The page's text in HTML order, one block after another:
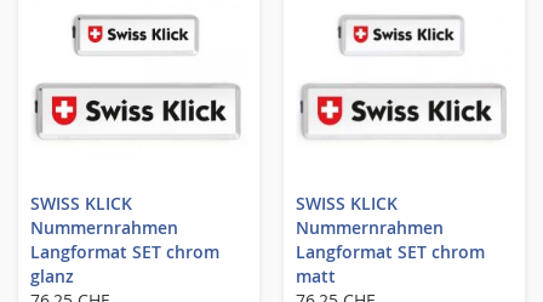
SWISS KLICK
Nummernrahmen
Langformat SET chrom
glanz
SWISS KLICK
Nummernrahmen
Langformat SET chrom
matt